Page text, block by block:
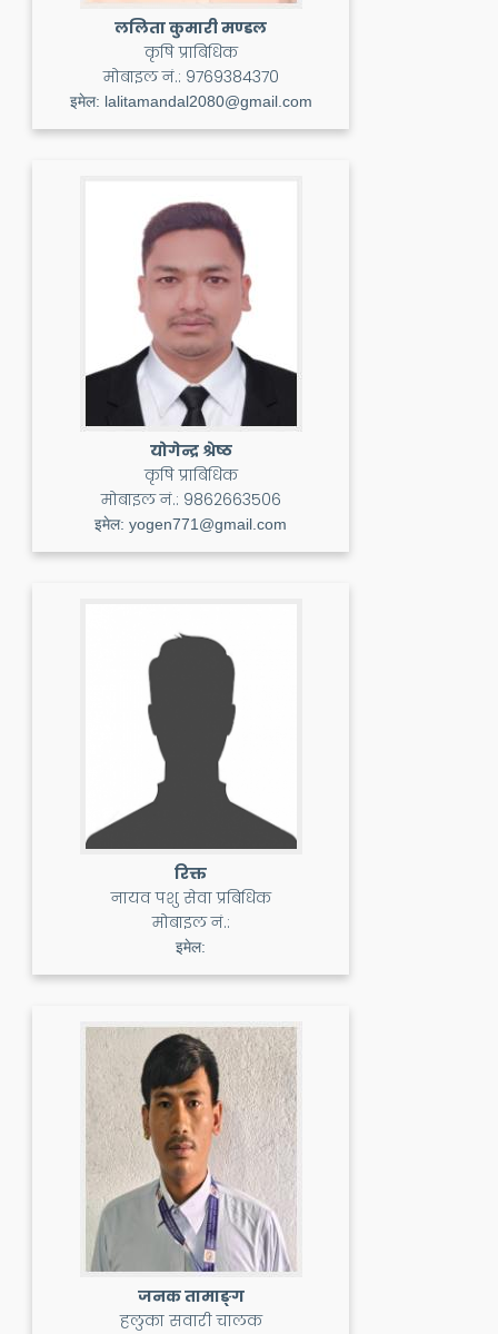
ललिता कुमारी मण्डल
कृषि प्राबिधिक
मोबाइल नं.: 9769384370
इमेल: lalitamandal2080@gmail.com
योगेन्द्र श्रेष्ठ
कृषि प्राबिधिक
मोबाइल नं.: 9862663506
इमेल: yogen771@gmail.com
रिक्त
नायव पशु सेवा प्रबिधिक
मोबाइल नं.:
इमेल:
जनक तामाङ्ग
हलुका सवारी चालक